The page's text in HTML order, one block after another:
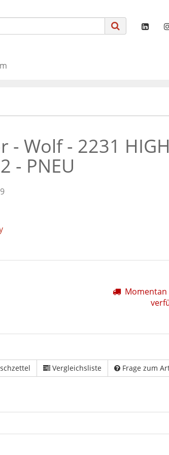
- Wolf - 2231
- PNEU
Vergleichsliste Frage zum